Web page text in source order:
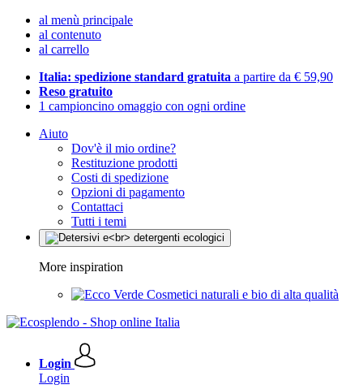
al menù principale
al contenuto
al carrello
Italia: spedizione standard gratuita a partire da € 59,90
Reso gratuito
1 campioncino omaggio con ogni ordine
Aiuto
Dov'è il mio ordine?
Restituzione prodotti
Costi di spedizione
Opzioni di pagamento
Contattaci
Tutti i temi
More inspiration
Cosmetici naturali e bio di alta qualità
Login
Login